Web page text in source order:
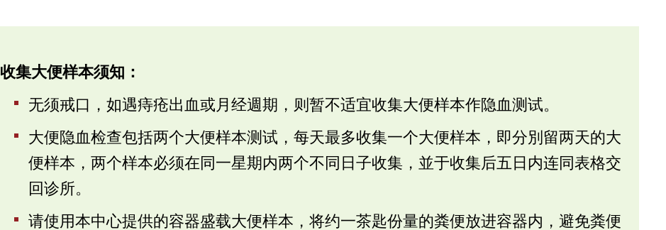
收集大便样本须知：
无须戒口，如遇痔疮出血或月经週期，则暂不适宜收集大便样本作隐血测试。
大便隐血检查包括两个大便样本测试，每天最多收集一个大便样本，即分別留两天的大
便样本，两个样本必须在同一星期内两个不同日子收集，並于收集后五日内连同表格交
回诊所。
请使用本中心提供的容器盛载大便样本，将约一茶匙份量的粪便放进容器内，避免粪便